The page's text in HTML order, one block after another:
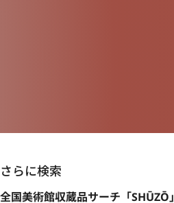
さらに検索
全国美術館収蔵品サーチ「SHŪZŌ」